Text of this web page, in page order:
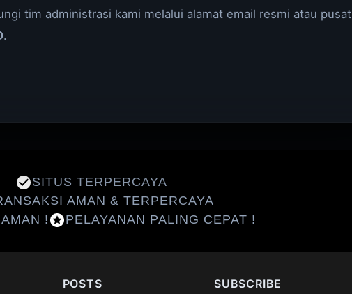
tim administrasi kami melalui alamat email resmi atau pusat
.
SITUS TERPERCAYA
AMAN & TERPERCAYA
!
PELAYANAN PALING CEPAT !
POSTS SUBSCRIBE